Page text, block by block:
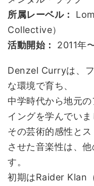
所属レーベル：
Collective）
活動開始：
2011年
Denzel Curryは、
な環境で育ち、
中学時代から地元
イングを学んでいま
その芸術的感性と
させた音楽性は、
す。
初期はRaider Klan